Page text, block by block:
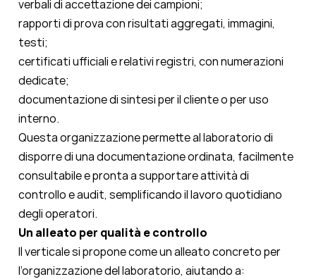
verbali di accettazione dei campioni;
rapporti di prova con risultati aggregati, immagini,
testi;
certificati ufficiali e relativi registri, con numerazioni
dedicate;
documentazione di sintesi per il cliente o per uso
interno.
Questa organizzazione permette al laboratorio di
disporre di una documentazione ordinata, facilmente
consultabile e pronta a supportare attività di
controllo e audit, semplificando il lavoro quotidiano
degli operatori.
Un alleato per qualità e controllo
Il verticale si propone come un alleato concreto per
l’organizzazione del laboratorio, aiutando a: